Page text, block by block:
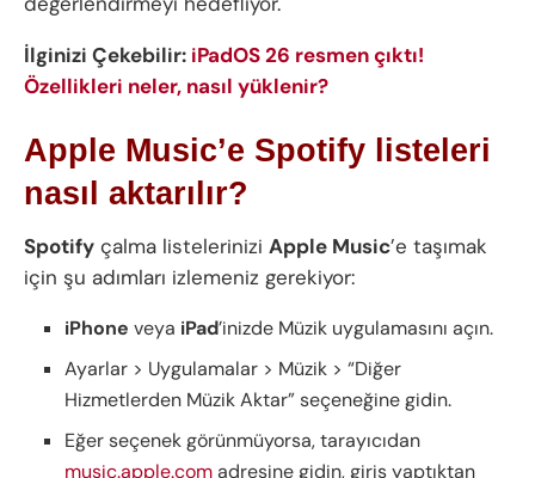
İlginizi Çekebilir: iPadOS 26 resmen çıktı!
Özellikleri neler, nasıl yüklenir?
Apple Music’e Spotify listeleri
nasıl aktarılır?
Spotify çalma listelerinizi Apple Music’e taşımak
için şu adımları izlemeniz gerekiyor:
iPhone veya iPad’inizde Müzik uygulamasını açın.
Ayarlar > Uygulamalar > Müzik > “Diğer
Hizmetlerden Müzik Aktar” seçeneğine gidin.
Eğer seçenek görünmüyorsa, tarayıcıdan
music.apple.comadresine gidin, giriş yaptıktan